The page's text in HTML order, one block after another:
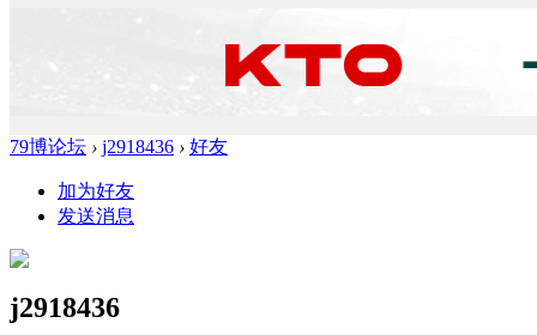
79博论坛 › j2918436 › 好友
加为好友
发送消息
j2918436